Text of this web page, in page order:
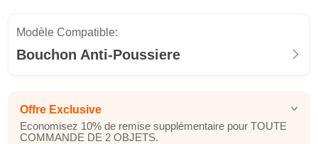
Modèle Compatible:
Bouchon Anti-Poussiere
Offre Exclusive
Economisez 10% de remise supplémentaire pour TOUTE
COMMANDE DE 2 OBJETS.